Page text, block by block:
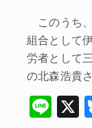
このうち
組合として
労者として
の北森浩貴
Li